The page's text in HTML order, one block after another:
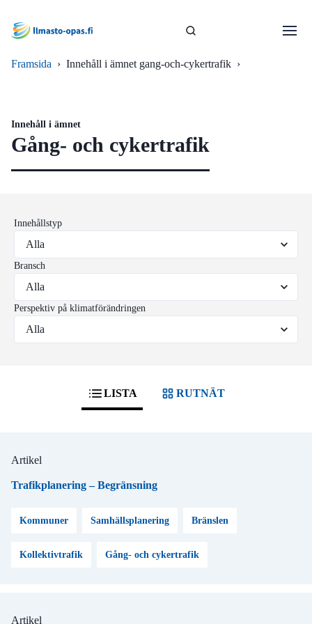
Framsida › Innehåll i ämnet gang-och-cykertrafik ›
Innehåll i ämnet
Gång- och cykertrafik
Innehållstyp
Bransch
Perspektiv på klimatförändringen
LISTA RUTNÄT
Artikel
Trafikplanering – Begränsning
Kommuner Samhällsplanering Bränslen
Kollektivtrafik Gång- och cykertrafik
Artikel